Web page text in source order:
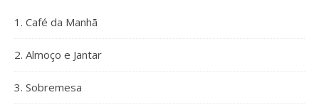
1. Café da Manhã
2. Almoço e Jantar
3. Sobremesa